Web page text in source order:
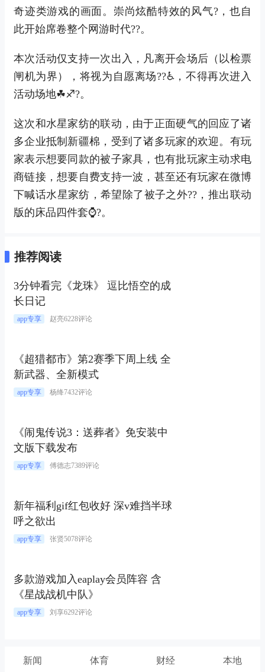
奇迹类游戏的画面。崇尚炫酷特效的风气?，也自
此开始席卷整个网游时代??。
本次活动仅支持一次出入，凡离开会场后（以检票
闸机为界），将视为自愿离场??♿，不得再次进入
活动场地☘♐?。
这次和水星家纺的联动，由于正面硬气的回应了诸
多企业抵制新疆棉，受到了诸多玩家的欢迎。有玩
家表示想要同款的被子家具，也有批玩家主动求电
商链接，想要自费支持一波，甚至还有玩家在微博
下喊话水星家纺，希望除了被子之外??，推出联动
版的床品四件套⌚?。
推荐阅读
3分钟看完《龙珠》 逗比悟空的成
长日记
app专享 赵亮6228评论
《超猎都市》第2赛季下周上线 全
新武器、全新模式
app专享 杨绛7432评论
《闹鬼传说3：送葬者》免安装中
文版下载发布
app专享 傅德志7389评论
新年福利gif红包收好 深v难挡半球
呼之欲出
app专享 张贤5078评论
多款游戏加入eaplay会员阵容 含
《星战战机中队》
app专享 刘享6292评论
新闻 体育 财经 本地